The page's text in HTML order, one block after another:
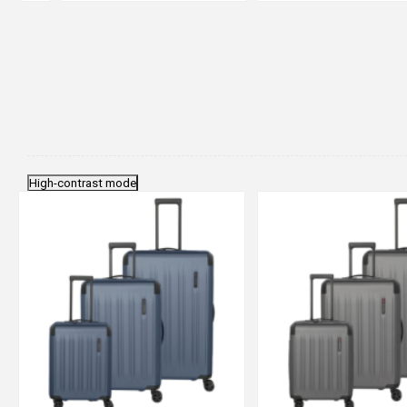
High-contrast mode